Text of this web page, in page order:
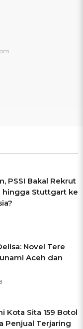
PSSI Bakal Rekrut
hingga Stuttgart ke
Novel Tere
Aceh dan
Kota Sita 159 Botol
Penjual Terjaring